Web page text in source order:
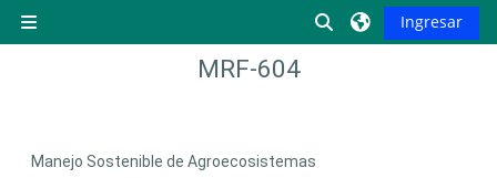
Pánel lateral
Activar oIngresar
MRF-604
Manejo Sostenible de Agroecosistemas